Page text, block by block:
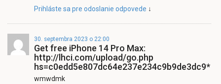
Prihláste sa pre odoslanie odpovede ↓
30. septembra 2023 o 22:00
Get free iPhone 14 Pro Max:
http://lhci.com/upload/go.php
hs=c0edd5e807dc64e237e234c9b9de3dc9*
wmwdmk